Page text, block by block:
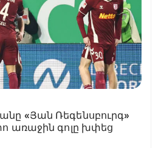
«Յան Ռեգենսբուրգ»
առաջին գոլը խփեց